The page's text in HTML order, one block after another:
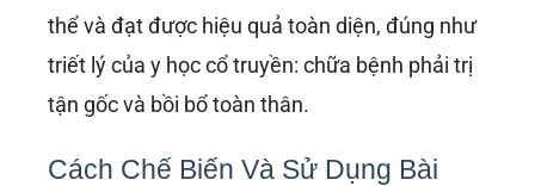
thể và đạt được hiệu quả toàn diện, đúng như
triết lý của y học cổ truyền: chữa bệnh phải trị
tận gốc và bồi bổ toàn thân.
Cách Chế Biến Và Sử Dụng Bài